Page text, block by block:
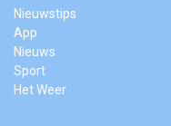
Nieuwstips
App
Nieuws
Sport
Het Weer